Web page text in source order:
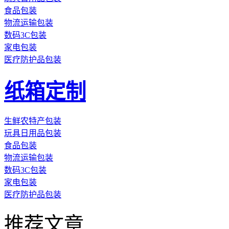
食品包装
物流运输包装
数码3C包装
家电包装
医疗防护品包装
纸箱定制
生鲜农特产包装
玩具日用品包装
食品包装
物流运输包装
数码3C包装
家电包装
医疗防护品包装
推荐文章